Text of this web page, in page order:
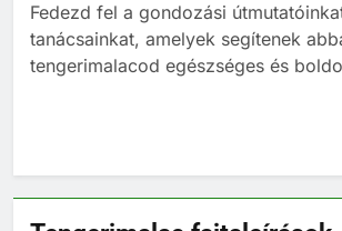
Banánt ehet a
TÁPLÁLÁS
Kopasz
minden, amit
Fedezd fel a gondozási
tanácsainkat, amelyek segítenek
tengerimalacod egészséges és